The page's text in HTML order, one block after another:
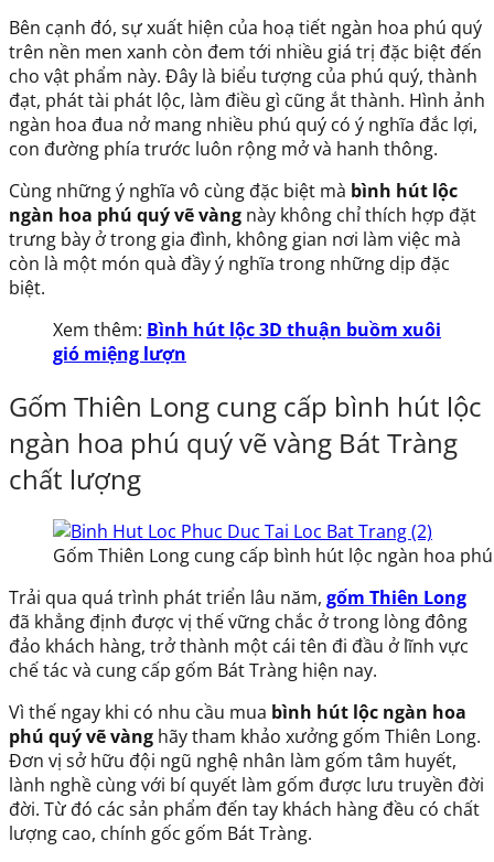
Bên cạnh đó, sự xuất hiện của hoạ tiết ngàn hoa phú quý
trên nền men xanh còn đem tới nhiều giá trị đặc biệt đến
cho vật phẩm này. Đây là biểu tượng của phú quý, thành
đạt, phát tài phát lộc, làm điều gì cũng ắt thành. Hình ảnh
ngàn hoa đua nở mang nhiều phú quý có ý nghĩa đắc lợi,
con đường phía trước luôn rộng mở và hanh thông.
Cùng những ý nghĩa vô cùng đặc biệt mà bình hút lộc
ngàn hoa phú quý vẽ vàng này không chỉ thích hợp đặt
trưng bày ở trong gia đình, không gian nơi làm việc mà
còn là một món quà đầy ý nghĩa trong những dịp đặc
biệt.
Xem thêm: Bình hút lộc 3D thuận buồm xuôi
gió miệng lượn
Gốm Thiên Long cung cấp bình hút lộc
ngàn hoa phú quý vẽ vàng Bát Tràng
chất lượng
Gốm Thiên Long cung cấp bình hút lộc ngàn hoa
Trải qua quá trình phát triển lâu năm, gốm Thiên Long
đã khẳng định được vị thế vững chắc ở trong lòng đông
đảo khách hàng, trở thành một cái tên đi đầu ở lĩnh vực
chế tác và cung cấp gốm Bát Tràng hiện nay.
Vì thế ngay khi có nhu cầu mua bình hút lộc ngàn hoa
phú quý vẽ vàng hãy tham khảo xưởng gốm Thiên Long.
Đơn vị sở hữu đội ngũ nghệ nhân làm gốm tâm huyết,
lành nghề cùng với bí quyết làm gốm được lưu truyền đời
đời. Từ đó các sản phẩm đến tay khách hàng đều có chất
lượng cao, chính gốc gốm Bát Tràng.